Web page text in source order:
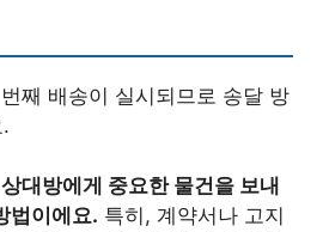
째 배송이 실시되므로 송달 방
대방에게 중요한 물건을 보내
법이에요. 특히, 계약서나 고지